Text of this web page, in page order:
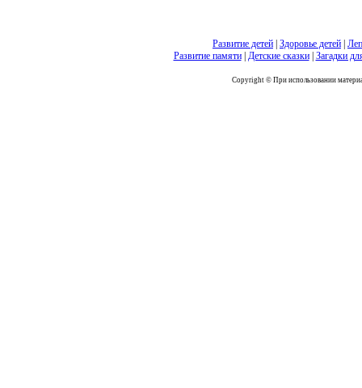
Развитие детей Здоровье детей
Развитие памяти| Детские сказки| Загадки
Copyright © При использовании